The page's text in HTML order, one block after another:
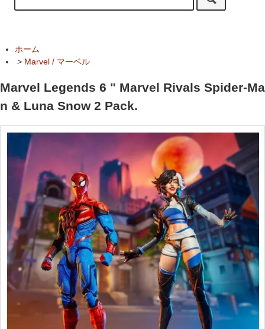
ホーム
> Marvel / マーベル
Marvel Legends 6 " Marvel Rivals Spider-Ma
n & Luna Snow 2 Pack.